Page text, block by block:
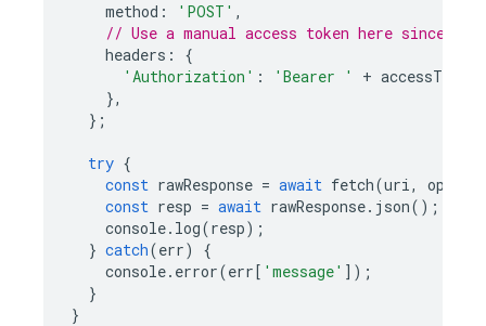
method : 'POST' ,
// Use a manual access token here since
headers :
{
'Authorization' : 'Bearer ' + accessToken
},
};
try {
const rawResponse = await fetch(uri,
const resp = await rawResponse. json();
console. log(resp);
} catch(err)
{
console. error(err[ 'message' ]);
}
}